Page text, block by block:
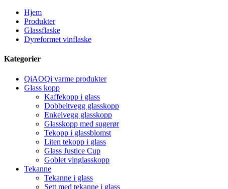
Hjem
Produkter
Glassflaske
Dyreformet vinflaske
Kategorier
QiAOQi varme produkter
Glass kopp
Kaffekopp i glass
Dobbeltvegg glasskopp
Enkelvegg glasskopp
Glasskopp med sugerør
Tekopp i glassblomst
Liten tekopp i glass
Glass Justice Cup
Goblet vinglasskopp
Tekanne
Tekanne i glass
Sett med tekanne i glass